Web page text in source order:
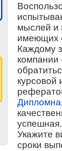
мыслей и
имеющих
Каждому
курсовой
Укажите
сроки